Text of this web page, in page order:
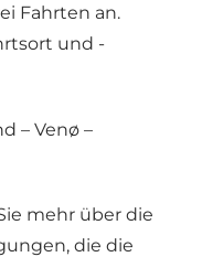
Fahrten an.
und -
– Venø –
mehr über die
die die